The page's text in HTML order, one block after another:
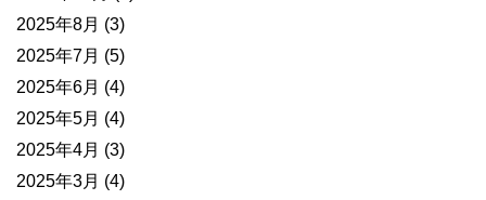
2025年8月 (3)
2025年7月 (5)
2025年6月 (4)
2025年5月 (4)
2025年4月 (3)
2025年3月 (4)